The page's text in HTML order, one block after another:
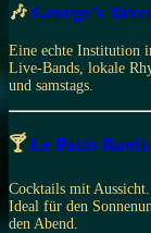
🎶 George’s
Eine echte Institution
Live-Bands, lokale
und samstags.
🍸Le Patio
Cocktails mit Aussicht.
Ideal für den
den Abend.